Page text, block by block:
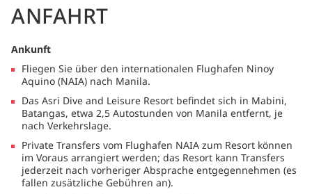
Unterwasserlandschaft bekannt sind. Neben dem Tauchen
Yoga, Schnorcheln, Sightseeing und leichte Wanderungen in
der Umgebung.
Mit seinem entspannten Tempo, den Speisebereichen unter
freiem Himmel und den ruhigen Außenbereichen ist das Asri
bestens geeignet für Reisende, die einen friedlichen
Küstenurlaub in Verbindung mit unvergesslichen Tauch- und
Freizeiterlebnissen suchen.
ANFAHRT
Ankunft
Fliegen Sie über den internationalen Flughafen Ninoy
Aquino (NAIA) nach Manila.
Das Asri Dive and Leisure Resort befindet sich in Mabini,
Batangas, etwa 2,5 Autostunden von Manila entfernt, je
nach Verkehrslage.
Private Transfers vom Flughafen NAIA zum Resort können
im Voraus arrangiert werden; das Resort kann Transfers
jederzeit nach vorheriger Absprache entgegennehmen (es
fallen zusätzliche Gebühren an).